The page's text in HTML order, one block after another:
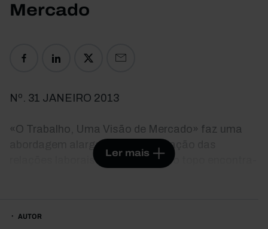
Mercado
Nº. 31 JANEIRO 2013
«O Trabalho, Uma Visão de Mercado» faz uma
abordagem alargada da organização das
relações laborais em Portugal. No topo encontra-
quase exclusiva de entrada no mercado, e a baixa
Ler mais
AUTOR